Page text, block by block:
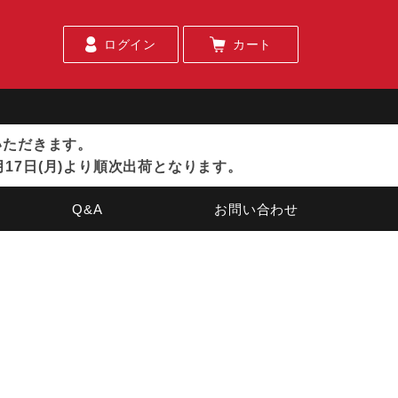
ログイン カート
だきます。
日(月)より順次出荷となります。
Q&A お問い合わせ